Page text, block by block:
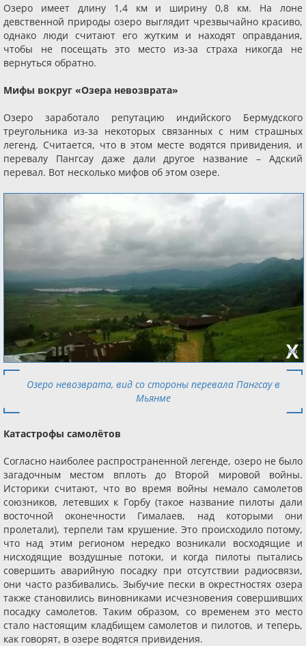
Озеро имеет длину 1,4 км и ширину 0,8 км. На лоне
девственной природы озеро выглядит чрезвычайно красиво,
однако люди считают его жутким и находят оправдания,
чтобы не посещать это место из-за страха никогда не
вернуться обратно.
Мифы вокруг «Озера невозврата»
Озеро заработало репутацию индийского Бермудского
треугольника из-за некоторых связанных с ним страшных
легенд. Считается, что в этом месте водятся привидения, и
перевалу Пангсау даже дали другое название – Адский
перевал. Вот несколько мифов об этом озере.
Озеро невозврата, вид со стороны перевала Пангсау в
Мьянме
Катастрофы самолётов
Согласно наиболее распространенной легенде, озеро не было
загадочным местом вплоть до Второй мировой войны.
Историки считают, что во время войны немало самолетов
союзников, летевших к Горбу (такое название пилоты дали
восточной оконечности Гималаев, над которыми они
пролетали), терпели там крушение. Это происходило потому,
что над этим регионом нередко возникали восходящие и
нисходящие воздушные потоки, и когда пилоты пытались
совершить аварийную посадку при отсутствии радиосвязи,
они часто разбивались. Зыбучие пески в окрестностях озера
также становились виновниками исчезновения совершивших
посадку самолетов. Таким образом, со временем это место
стало настоящим кладбищем самолетов и пилотов, и теперь,
как говорят, в озере водятся привидения.